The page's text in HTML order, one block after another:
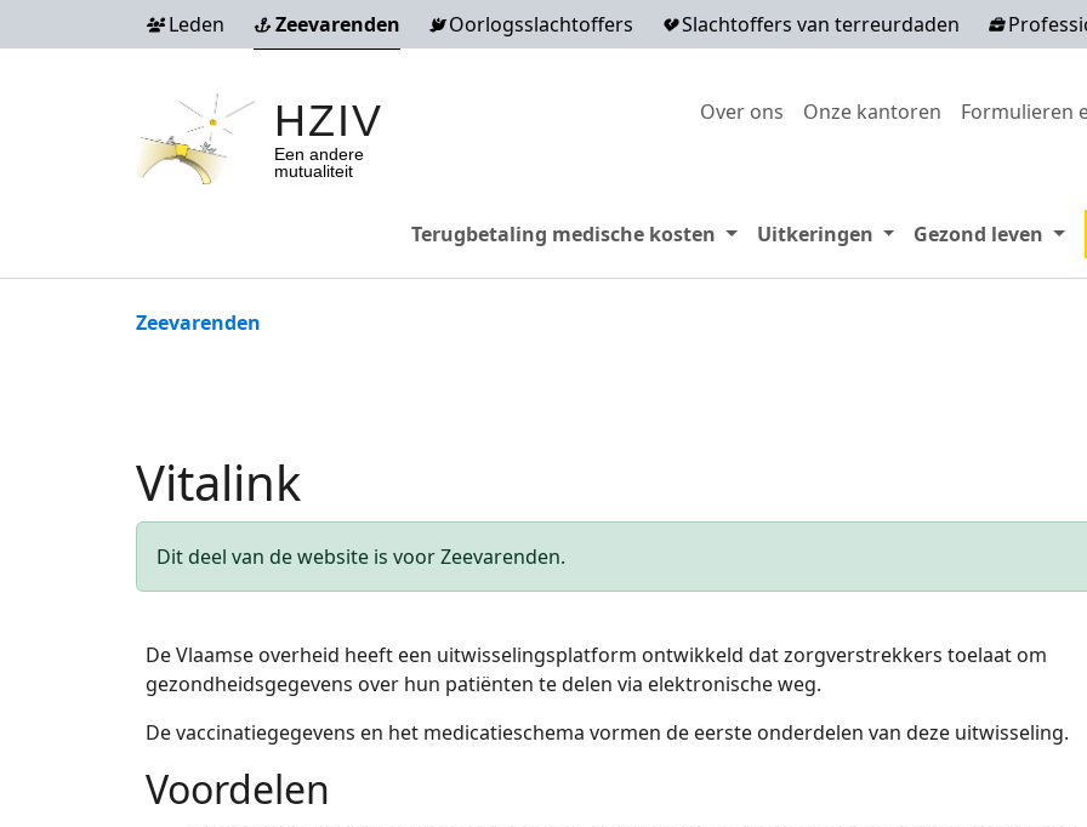
Overslaan en naar de inhoud gaan
Leden Zeevarenden Oorlogsslachtoffers Slachtoffers van terreurdaden
HZIV
Een andere
mutualiteit
Secondary menu
Over ons Onze kantoren Formulieren
Terugbetaling medische kosten Expand menu Terugbetaling
Uitkeringen Expand menu
Gezond leven
Kruimelpad
Zeevarenden
Vitalink
Statusbericht
Dit deel van de website is voor Zeevarenden.
De Vlaamse overheid heeft een uitwisselingsplatform ontwikkeld dat zorgverstrekkers toelaat om
gezondheidsgegevens over hun patiënten te delen via elektronische weg.
De vaccinatiegegevens en het medicatieschema vormen de eerste onderdelen van deze uitwisseling.
Voordelen